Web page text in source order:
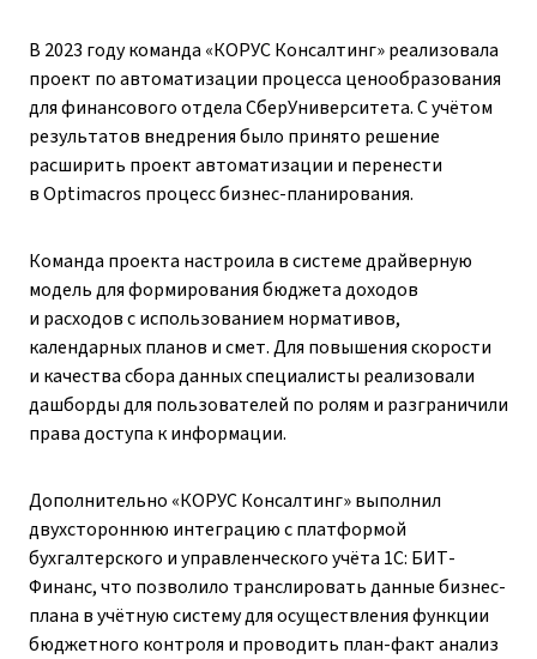
В 2023 году команда «КОРУС Консалтинг» реализовала
проект по автоматизации процесса ценообразования
для финансового отдела СберУниверситета. С учётом
результатов внедрения было принято решение
расширить проект автоматизации и перенести
в Optimacros процесс бизнес-планирования.
Команда проекта настроила в системе драйверную
модель для формирования бюджета доходов
и расходов с использованием нормативов,
календарных планов и смет. Для повышения скорости
и качества сбора данных специалисты реализовали
дашборды для пользователей по ролям и разграничили
права доступа к информации.
Дополнительно «КОРУС Консалтинг» выполнил
двухстороннюю интеграцию с платформой
бухгалтерского и управленческого учёта 1С: БИТ-
Финанс, что позволило транслировать данные бизнес-
плана в учётную систему для осуществления функции
бюджетного контроля и проводить план-факт анализ